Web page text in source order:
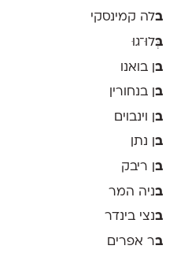
בלה קמינסקי
בְּלוּ־גוּ
בן בואנו
בן בנחורין
בן וינבוים
בן נתן
בן ריבק
בניה המר
בנצי בינדר
בר אפרים